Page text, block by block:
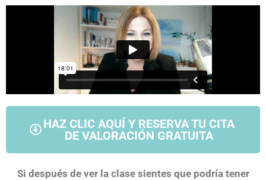
HAZ CLIC AQUÍ Y RESERVA TU CITA
DE VALORACIÓN GRATUITA
Si después de ver la clase sientes que podría tener